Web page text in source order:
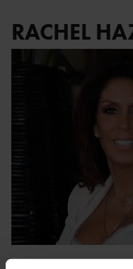
RACHEL